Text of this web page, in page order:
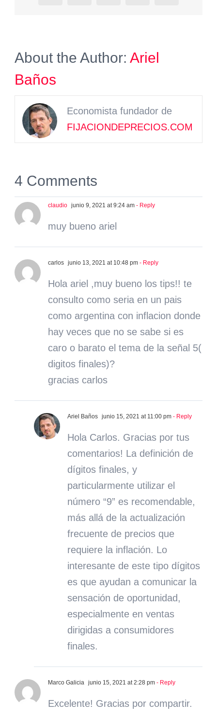
About the Author: Ariel
Baños
Economista fundador de
FIJACIONDEPRECIOS.COM
4 Comments
claudio junio 9, 2021 at 9:24 am - Reply
muy bueno ariel
carlos junio 13, 2021 at 10:48 pm - Reply
Hola ariel ,muy bueno los tips!! te
consulto como seria en un pais
como argentina con inflacion donde
hay veces que no se sabe si es
caro o barato el tema de la señal 5(
digitos finales)?
gracias carlos
Ariel Baños junio 15, 2021 at 11:00 pm - Reply
Hola Carlos. Gracias por tus
comentarios! La definición de
dígitos finales, y
particularmente utilizar el
número “9” es recomendable,
más allá de la actualización
frecuente de precios que
requiere la inflación. Lo
interesante de este tipo dígitos
es que ayudan a comunicar la
sensación de oportunidad,
especialmente en ventas
dirigidas a consumidores
finales.
Marco Galicia junio 15, 2021 at 2:28 pm - Reply
Excelente! Gracias por compartir.